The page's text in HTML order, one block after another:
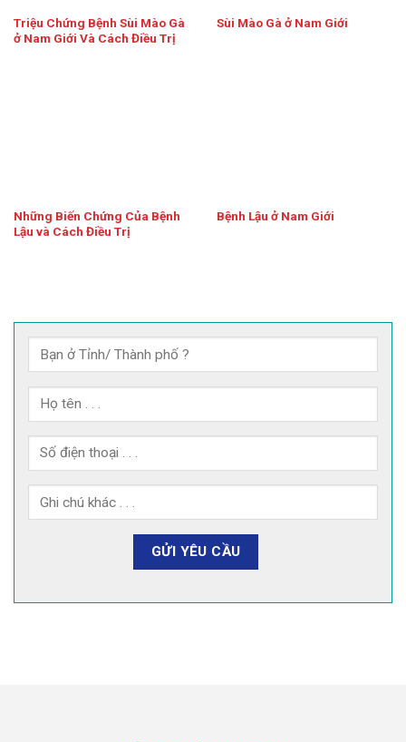
Triệu Chứng Bệnh Sùi Mào Gà
ở Nam Giới Và Cách Điều Trị
Sùi Mào Gà ở Nam Giới
Những Biến Chứng Của Bệnh
Lậu và Cách Điều Trị
Bệnh Lậu ở Nam Giới